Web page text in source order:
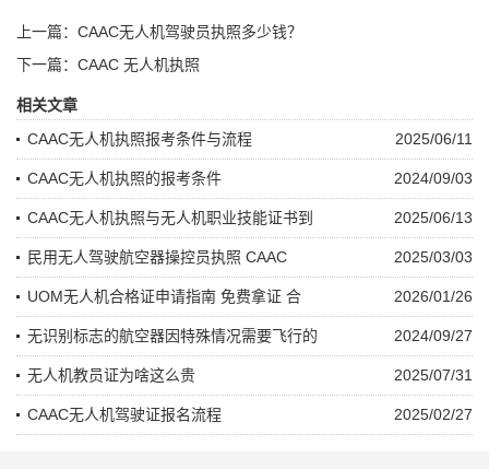
上一篇：CAAC无人机驾驶员执照多少钱？
下一篇：CAAC 无人机执照
相关文章
2025/06/11
CAAC无人机执照报考条件与流程
2024/09/03
CAAC无人机执照的报考条件
2025/06/13
CAAC无人机执照与无人机职业技能证书到
2025/03/03
民用无人驾驶航空器操控员执照 CAAC
2026/01/26
UOM无人机合格证申请指南 免费拿证 合
2024/09/27
无识别标志的航空器因特殊情况需要飞行的
2025/07/31
无人机教员证为啥这么贵
2025/02/27
CAAC无人机驾驶证报名流程